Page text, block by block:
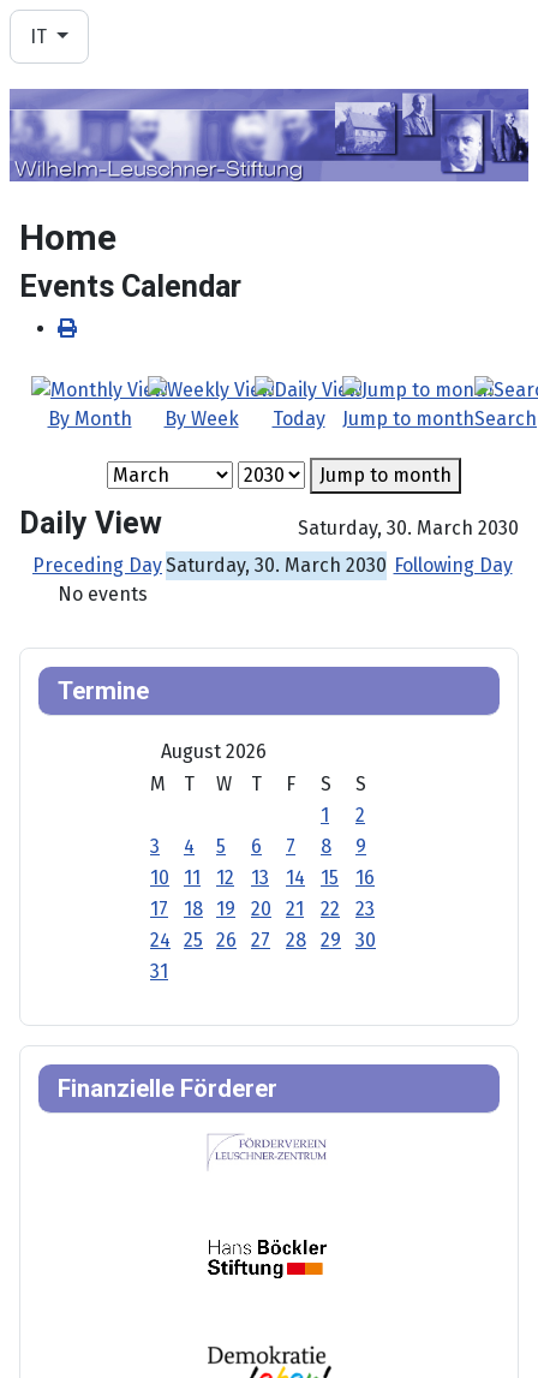
Seleziona la tua lingua
IT
Home
Events Calendar
By Month By Week Today Jump to monthSearch
Jump to month
Daily View
Saturday, 30. March 2030
Preceding DaySaturday, 30. March 2030 Following Day
No events
Termine
August 2026
M
T W T F S
S
1
2
3
4 5 6 7 8
9
10
11 12 13 14 15
16
17
18 19 20 21 22
23
24
25 26 27 28 29
30
31
Finanzielle Förderer